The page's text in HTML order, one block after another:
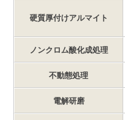
硬質厚付けアルマイト
ノンクロム酸化成処理
不動態処理
電解研磨